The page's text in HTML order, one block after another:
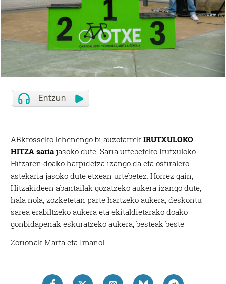
ABkrosseko lehenengo bi auzotarrekIRUTXULOKO
HITZA saria jasoko dute. Saria urtebeteko Irutxuloko
Hitzaren doako harpidetza izango da eta ostiralero
astekaria jasoko dute etxean urtebetez. Horrez gain,
Hitzakideen abantailak gozatzeko aukera izango dute,
hala nola, zozketetan parte hartzeko aukera, deskontu
sarea erabiltzeko aukera eta ekitaldietarako doako
gonbidapenak eskuratzeko aukera, besteak beste.
Zorionak Marta eta Imanol!